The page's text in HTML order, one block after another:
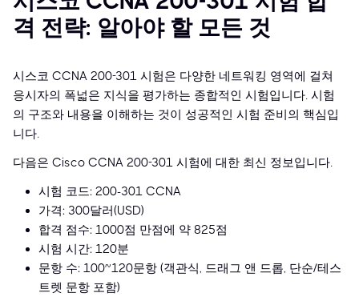
격 전략: 알아야 할 모든 것
시스코 CCNA 200-301 시험은 다양한 네트워킹 영역에 걸쳐
응시자의 폭넓은 지식을 평가하는 종합적인 시험입니다. 시험
의 구조와 내용을 이해하는 것이 성공적인 시험 준비의 핵심입
니다.
다음은 Cisco CCNA 200-301 시험에 대한 최신 정보입니다.
시험 코드: 200-301 CCNA
가격: 300달러(USD)
합격 점수: 1000점 만점에 약 825점
시험 시간: 120분
문항 수: 100~120문항 (객관식, 드래그 앤 드롭, 단순/테스
트렛 문항 포함)